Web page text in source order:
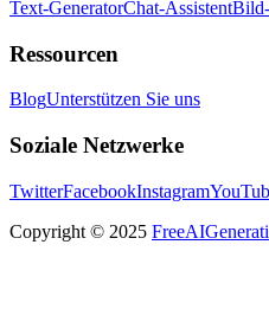
Text-GeneratorChat-Assistent
Ressourcen
BlogUnterstützen Sie uns
Soziale Netzwerke
TwitterFacebookInstagram
Copyright © 2025